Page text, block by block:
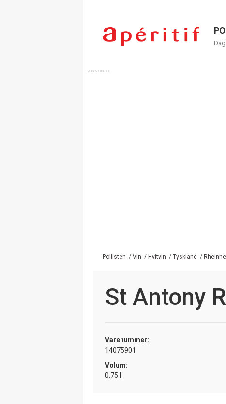
Pollisten / Vin / Hvitvin / Tyskland /
St Antony
Varenummer:
14075901
Volum:
0.75 l